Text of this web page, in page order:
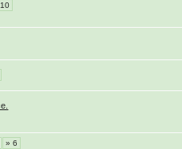
» 6